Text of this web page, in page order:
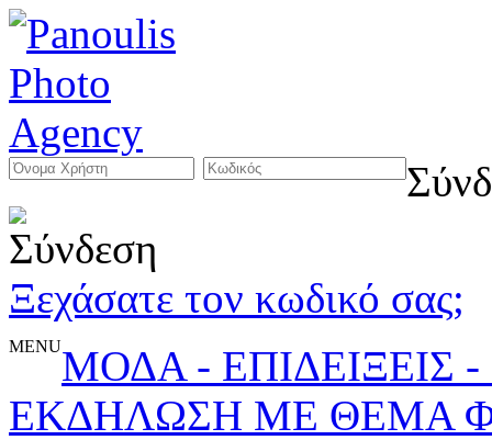
Ξεχάσατε τον κωδικό σας;
MENUΜΟΔΑ - ΕΠΙΔΕΙΞΕΙΣ
ΕΚΔΗΛΩΣΗ ΜΕ ΘΕΜΑ